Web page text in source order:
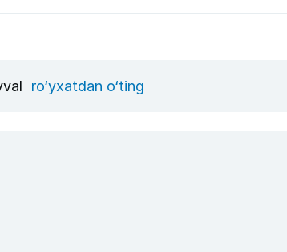
ro‘yxatdan o‘ting